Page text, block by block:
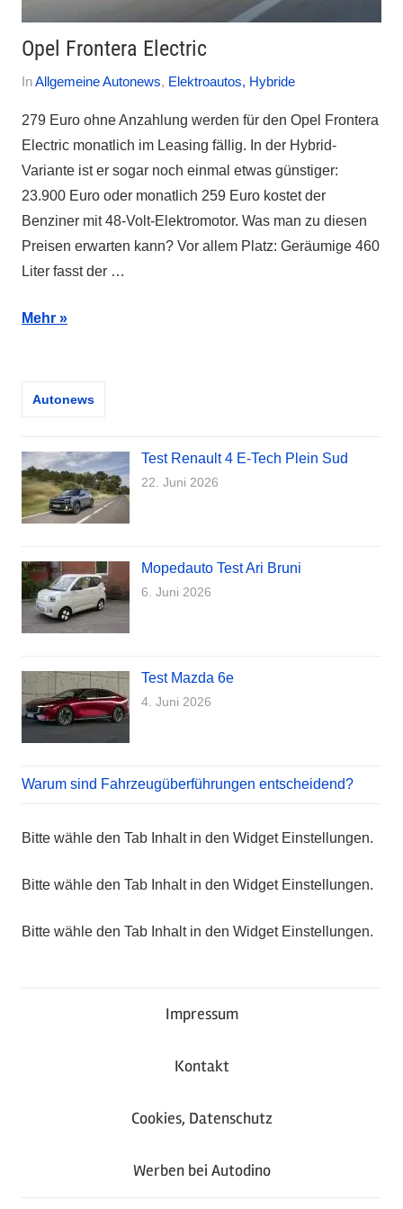
Opel Frontera Electric
Am
Dezember
2024
Von
InAllgemeine Autonews, Elektroautos, Hybride
279 Euro ohne Anzahlung werden für den Opel Frontera
Electric monatlich im Leasing fällig. In der Hybrid-
Variante ist er sogar noch einmal etwas günstiger:
23.900 Euro oder monatlich 259 Euro kostet der
Benziner mit 48-Volt-Elektromotor. Was man zu diesen
Preisen erwarten kann? Vor allem Platz: Geräumige 460
Liter fasst der …
Mehr
Autonews
Test Renault 4 E-Tech Plein Sud
22. Juni 2026
Mopedauto Test Ari Bruni
6. Juni 2026
Test Mazda 6e
4. Juni 2026
Warum sind Fahrzeugüberführungen entscheidend?
Bitte wähle den Tab Inhalt in den Widget Einstellungen.
Bitte wähle den Tab Inhalt in den Widget Einstellungen.
Bitte wähle den Tab Inhalt in den Widget Einstellungen.
Impressum
Kontakt
Cookies, Datenschutz
Werben bei Autodino